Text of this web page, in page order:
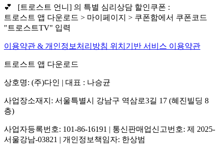
💕 [트로스트 언니] 의 특별 심리상담 할인쿠폰 :
트로스트 앱 다운로드 > 마이페이지 > 쿠폰함에서 쿠폰코드
"트로스트TV" 입력
이용약관 & 개인정보처리방침 위치기반 서비스 이용약관
트로스트 앱 다운로드
상호명: (주)다인 | 대표 : 나승균
사업장소재지: 서울특별시 강남구 역삼로3길 17 (혜진빌딩 8
층)
사업자등록번호: 101-86-16191 | 통신판매업신고번호: 제 2025-
서울강남-03821 | 개인정보책임자: 한상범